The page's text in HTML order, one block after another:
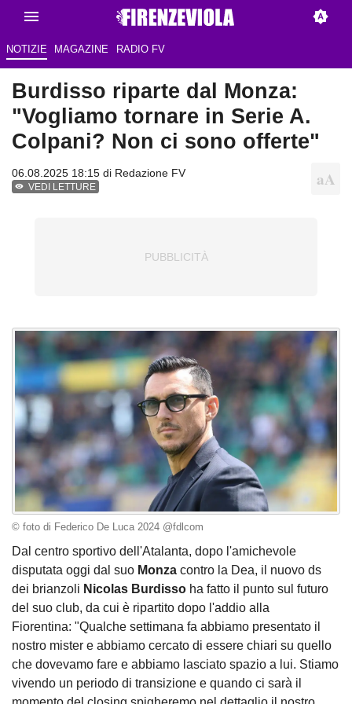
NOTIZIE MAGAZINE RADIO FV
Burdisso riparte dal Monza:
"Vogliamo tornare in Serie A.
Colpani? Non ci sono offerte"
06.08.2025 18:15 di Redazione FV
VEDI LETTURE
© foto di Federico De Luca 2024 @fdlcom
Dal centro sportivo dell'Atalanta, dopo l'amichevole
disputata oggi dal suo Monza contro la Dea, il nuovo ds
dei brianzoli Nicolas Burdisso ha fatto il punto sul futuro
del suo club, da cui è ripartito dopo l'addio alla
Fiorentina: "Qualche settimana fa abbiamo presentato il
nostro mister e abbiamo cercato di essere chiari su quello
che dovevamo fare e abbiamo lasciato spazio a lui. Stiamo
vivendo un periodo di transizione e quando ci sarà il